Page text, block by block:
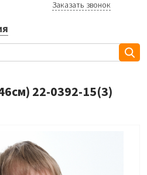
Заказать звонок
22-0392-15(3)